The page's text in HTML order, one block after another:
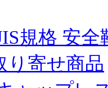
規格 安
り寄せ商品